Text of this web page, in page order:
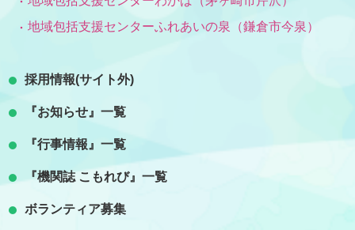
地域包括支援センターふれあいの泉（鎌倉市今泉）
採用情報(サイト外)
『お知らせ』一覧
『行事情報』一覧
『機関誌 こもれび』一覧
ボランティア募集